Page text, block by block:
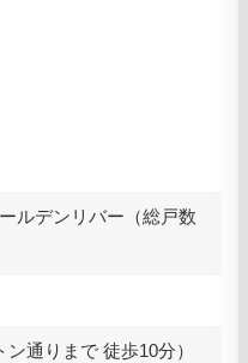
ルデンリバー（総戸数
通りまで 徒歩10分）